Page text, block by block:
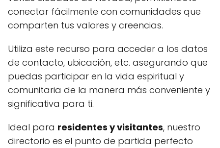
conectar fácilmente con comunidades que
comparten tus valores y creencias.
Utiliza este recurso para acceder a los datos
de contacto, ubicación, etc. asegurando que
puedas participar en la vida espiritual y
comunitaria de la manera más conveniente y
significativa para ti.
Ideal para residentes y visitantes, nuestro
directorio es el punto de partida perfecto